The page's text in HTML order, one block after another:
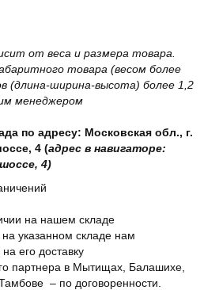
от веса и размера товара.
товара (весом более
(длина-ширина-высота) более 1,2
менеджером
по адресу: Московская обл., г.
4 (адрес в навигаторе:
4)
на нашем складе
на указанном складе нам
его доставку
партнера в Мытищах, Балашихе,
– по договоренности.